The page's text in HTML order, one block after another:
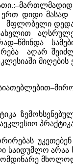
ერთ დიდი
სახელით
აღარ